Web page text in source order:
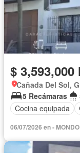
$ 3,593,000
Cañada Del Sol,
5 Recámaras
Cocina equipada
06/07/2026 en -